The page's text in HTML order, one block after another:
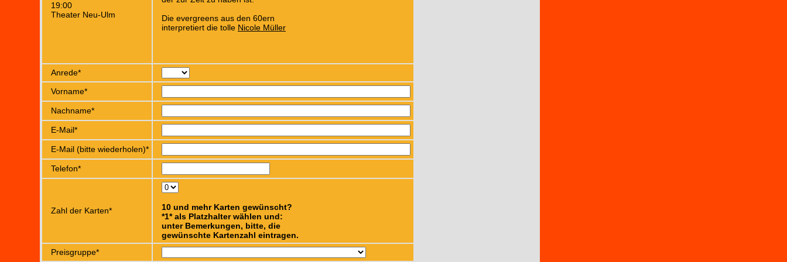
19:00
Theater Neu-Ulm
Die evergreens aus den 60ern
interpretiert die tolle Nicole Müller
Anrede*
Vorname*
Nachname*
E-Mail*
E-Mail (bitte wiederholen)*
Telefon*
Zahl der Karten*
10 und mehr Karten gewünscht?
*1* als Platzhalter wählen und:
unter Bemerkungen, bitte, die
gewünschte Kartenzahl eintragen.
Preisgruppe*